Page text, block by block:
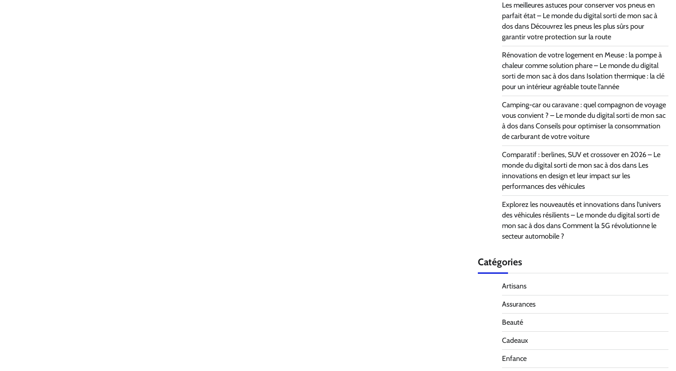
Les meilleures astuces pour conserver vos pneus en
parfait état – Le monde du digital sorti de mon sac à
dosdans Découvrez les pneus les plus sûrs pour
garantir votre protection sur la route
Rénovation de votre logement en Meuse : la pompe à
chaleur comme solution phare – Le monde du digital
sorti de mon sac à dosdans Isolation thermique : la clé
pour un intérieur agréable toute l’année
Camping-car ou caravane : quel compagnon de voyage
vous convient ? – Le monde du digital sorti de mon sac
à dosdansConseils pour optimiser la consommation
de carburant de votre voiture
Comparatif : berlines, SUV et crossover en 2026 – Le
monde du digital sorti de mon sac à dosdans Les
innovations en design et leur impact sur les
performances des véhicules
Explorez les nouveautés et innovations dans l’univers
des véhicules résilients – Le monde du digital sorti de
mon sac à dosdansComment la 5G révolutionne le
secteur automobile ?
Catégories
Artisans
Assurances
Beauté
Cadeaux
Enfance